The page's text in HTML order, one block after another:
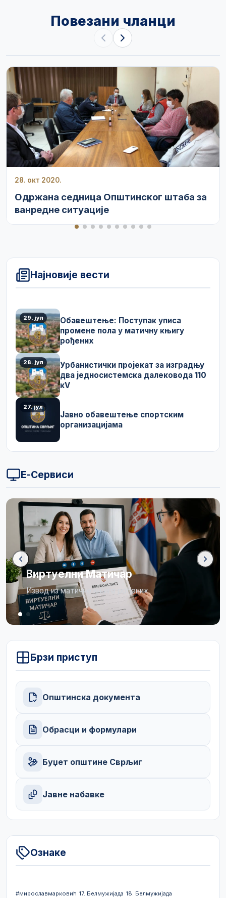
Повезани чланци
28. окт 2020.
Одржана седница Општинског штаба за
ванредне ситуације
Најновије вести
29. јул
Обавештење: Поступак уписа
промене пола у матичну књигу
рођених
28. јул
Урбанистички пројекат за изградњу
два једносистемска далековода 110
кV
27. јул
Јавно обавештење спортским
организацијама
Е-Сервиси
Бирачки списак
Огласна табла
Брзи приступ
Општинска документа
Обрасци и формулари
Буџет општине Сврљиг
Јавне набавке
Ознаке
#мирославмарковић 17. Белмужијада 18. Белмужијада